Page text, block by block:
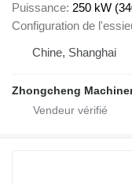
Puissance 250 kW
Configuration de
Chine, Shanghai
Zhongcheng